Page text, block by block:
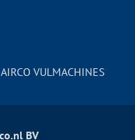
VULMACHINES
BV